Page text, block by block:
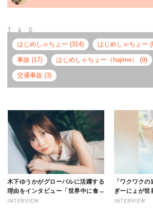
TAG
はじめしゃちょー (314) はじめしゃちょー
事故 (17) はじめしゃちょー（hajime） (9)
交通事故 (3)
INTERVIEW
木下ゆうかがグローバルに活躍する
理由をインタビュー「世界中に食べ
る幸せを伝えたい」新事務所加入に
INTERVIEW
「ワクワク
ぎーにょが世
理由【インタ